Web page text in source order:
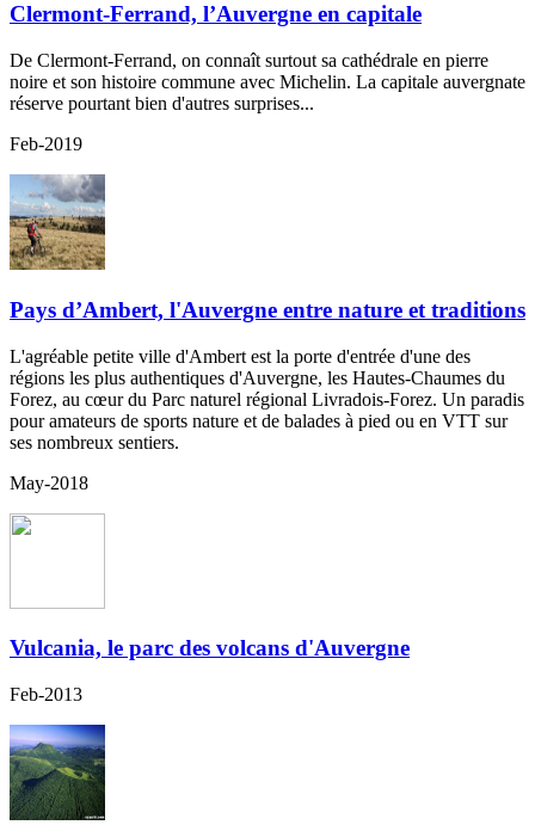
Clermont-Ferrand, l’Auvergne en capitale
De Clermont-Ferrand, on connaît surtout sa cathédrale en pierre
noire et son histoire commune avec Michelin. La capitale auvergnate
réserve pourtant bien d'autres surprises...
Feb-2019
Pays d’Ambert, l'Auvergne entre nature et traditions
L'agréable petite ville d'Ambert est la porte d'entrée d'une des
régions les plus authentiques d'Auvergne, les Hautes-Chaumes du
Forez, au cœur du Parc naturel régional Livradois-Forez. Un paradis
pour amateurs de sports nature et de balades à pied ou en VTT sur
ses nombreux sentiers.
May-2018
Vulcania, le parc des volcans d'Auvergne
Feb-2013